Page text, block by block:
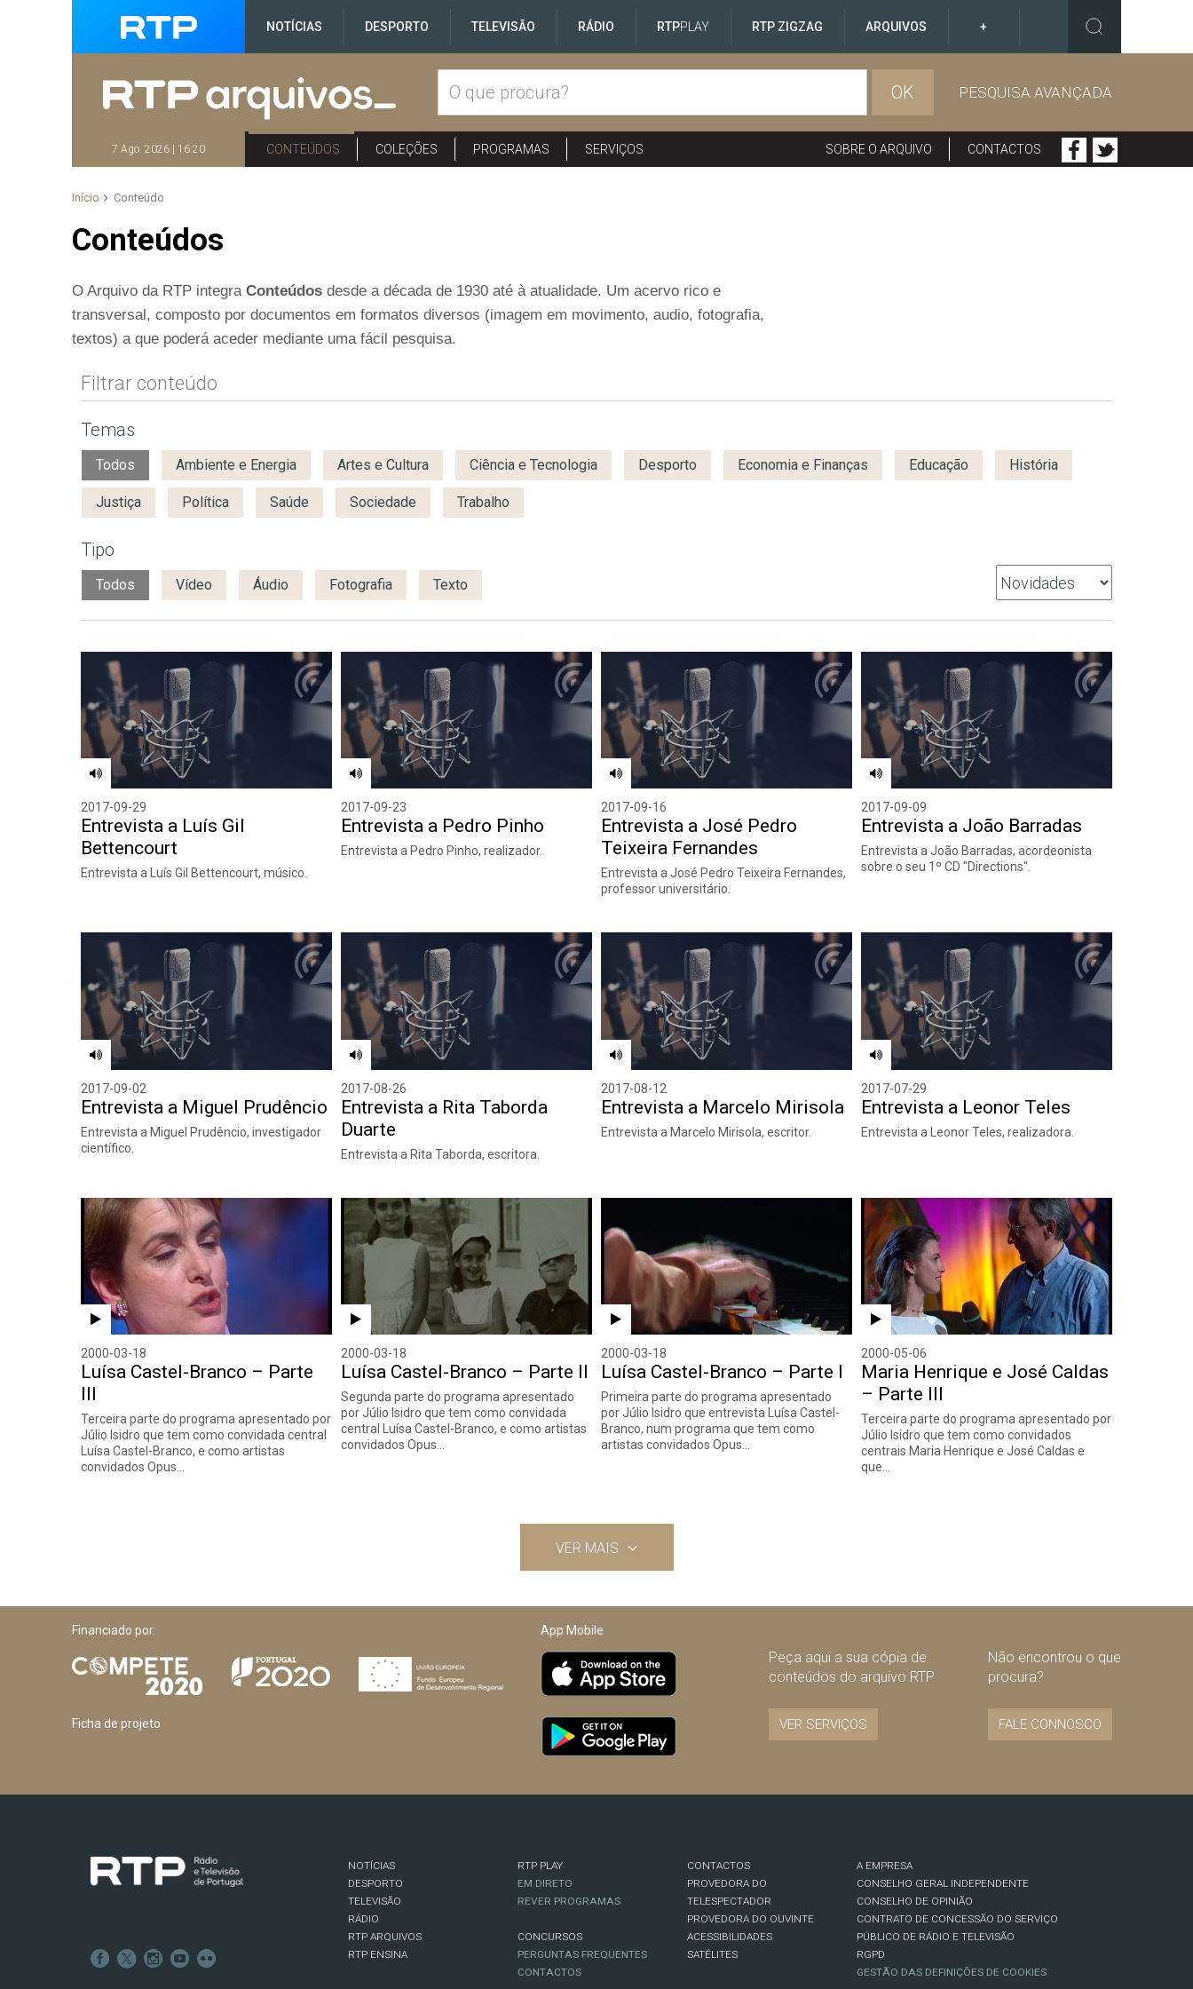
NOTÍCIAS DESPORTO TELEVISÃO RÁDIO RTPPLAY RTP ZIGZAG ARQUIVOS +
OK PESQUISA AVANÇADA
7 Ago. 2026 | 16:20 CONTEÚDOS COLEÇÕES PROGRAMAS SERVIÇOS SOBRE O ARQUIVO CONTACTOS
Início Conteúdo
Conteúdos
O Arquivo da RTP integraConteúdos desde a década de 1930 até à atualidade. Um acervo rico e
transversal, composto por documentos em formatos diversos (imagem em movimento, audio, fotografia,
textos) a que poderá aceder mediante uma fácil pesquisa.
Filtrar conteúdo
Temas
Todos Ambiente e Energia Artes e Cultura Ciência e Tecnologia Desporto Economia e Finanças Educação História
Justiça Política Saúde Sociedade Trabalho
Tipo
Todos Vídeo Áudio Fotografia Texto
2017-09-29
Entrevista a Luís Gil
Bettencourt
Entrevista a Luís Gil Bettencourt, músico.
2017-09-23
Entrevista a Pedro Pinho
Entrevista a Pedro Pinho, realizador.
2017-09-16
Entrevista a José Pedro
Teixeira Fernandes
Entrevista a José Pedro Teixeira Fernandes,
professor universitário.
2017-09-09
Entrevista a João Barradas
Entrevista a João Barradas, acordeonista
sobre o seu 1º CD "Directions".
2017-09-02
Entrevista a Miguel Prudêncio
Entrevista a Miguel Prudêncio, investigador
científico.
2017-08-26
Entrevista a Rita Taborda
Duarte
Entrevista a Rita Taborda, escritora.
2017-08-12
Entrevista a Marcelo Mirisola
Entrevista a Marcelo Mirisola, escritor.
2017-07-29
Entrevista a Leonor Teles
Entrevista a Leonor Teles, realizadora.
2000-03-18
Luísa Castel-Branco – Parte
III
Terceira parte do programa apresentado por
Júlio Isidro que tem como convidada central
Luísa Castel-Branco, e como artistas
convidados Opus…
2000-03-18
Luísa Castel-Branco – Parte II
Segunda parte do programa apresentado
por Júlio Isidro que tem como convidada
central Luísa Castel-Branco, e como artistas
convidados Opus…
2000-03-18
Luísa Castel-Branco – Parte I
Primeira parte do programa apresentado
por Júlio Isidro que entrevista Luísa Castel-
Branco, num programa que tem como
artistas convidados Opus…
2000-05-06
Maria Henrique e José Caldas
– Parte III
Terceira parte do programa apresentado por
Júlio Isidro que tem como convidados
centrais Maria Henrique e José Caldas e
que…
VER MAIS
Financiado por:
Ficha de projeto
App Mobile
Peça aqui a sua cópia de
conteúdos do arquivo RTP
VER SERVIÇOS
Não encontrou o que
procura?
FALE CONNOSCO
NOTÍCIAS
DESPORTO
TELEVISÃO
RÁDIO
RTP ARQUIVOS
RTP ENSINA
RTP PLAY
EM DIRETO
REVER PROGRAMAS
CONCURSOS
PERGUNTAS FREQUENTES
CONTACTOS
CONTACTOS
PROVEDORA DO
TELESPECTADOR
PROVEDORA DO OUVINTE
ACESSIBILIDADES
SATÉLITES
A EMPRESA
CONSELHO GERAL INDEPENDENTE
CONSELHO DE OPINIÃO
CONTRATO DE CONCESSÃO DO SERVIÇO
PÚBLICO DE RÁDIO E TELEVISÃO
RGPD
GESTÃO DAS DEFINIÇÕES DE COOKIES